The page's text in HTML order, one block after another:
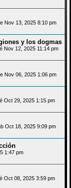
Nov 13, 2025 8:10 pm
y los dogmas
Nov 12, 2025 11:14 pm
Nov 06, 2025 1:06 pm
Oct 29, 2025 1:15 pm
Oct 18, 2025 9:09 pm
1:47 pm
Oct 08, 2025 3:59 pm